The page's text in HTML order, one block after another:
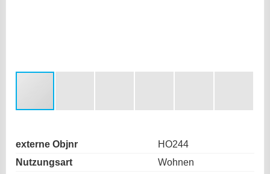
externe Objnr
HO244
Nutzungsart
Wohnen